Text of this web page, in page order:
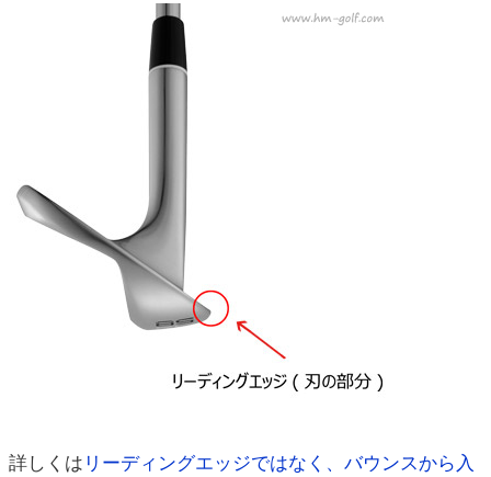
詳しくは リーディングエッジではなく、バウンスから入